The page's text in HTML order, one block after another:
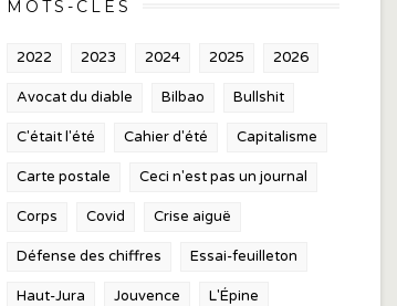
MOTS-CLÉS
2022 2023 2024 2025 2026
Avocat du diable Bilbao Bullshit
C'était l'été Cahier d'été Capitalisme
Carte postale Ceci n'est pas un journal
Corps Covid Crise aiguë
Défense des chiffres Essai-feuilleton
Haut-Jura Jouvence L'Épine